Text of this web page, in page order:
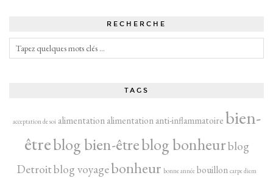
RECHERCHE
TAGS
acceptation de soi alimentation alimentation anti-inflammatoirebien-
êtreblog bien-êtreblog bonheurblog
Detroitblog voyagebonheur bonne année bouillon carpe diem